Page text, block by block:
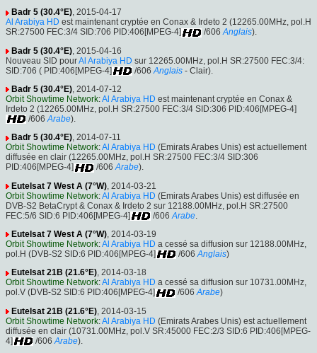
Badr 5 (30.4°E), 2015-04-17
Al Arabiya HD est maintenant cryptée en Conax & Irdeto 2 (12265.00MHz, pol.H
SR:27500 FEC:3/4 SID:706 PID:406[MPEG-4]
/606 Anglais).
Badr 5 (30.4°E) , 2015-04-16
Nouveau SID pourAl Arabiya HD sur 12265.00MHz, pol.H SR:27500 FEC:3/4:
SID:706 ( PID:406[MPEG-4]
/606 Anglais - Clair).
Badr 5 (30.4°E), 2014-07-12
Orbit Showtime Network:Al Arabiya HD est maintenant cryptée en Conax &
Irdeto 2 (12265.00MHz, pol.H SR:27500 FEC:3/4 SID:306 PID:406[MPEG-4]
/606 Arabe).
Badr 5 (30.4°E), 2014-07-11
Orbit Showtime Network:Al Arabiya HD (Emirats Arabes Unis) est actuellement
diffusée en clair (12265.00MHz, pol.H SR:27500 FEC:3/4 SID:306
PID:406[MPEG-4]
/606 Arabe).
Eutelsat 7 West A (7°W) , 2014-03-21
Orbit Showtime Network:Al Arabiya HD (Emirats Arabes Unis) est diffusée en
DVB-S2 BetaCrypt & Conax & Irdeto 2 sur 12188.00MHz, pol.H SR:27500
FEC:5/6 SID:6 PID:406[MPEG-4]
/606 Arabe
Eutelsat 7 West A (7°W), 2014-03-19
Orbit Showtime Network:Al Arabiya HD a cessé sa diffusion sur 12188.00MHz,
pol.H (DVB-S2 SID:6 PID:406[MPEG-4]
/606 Anglais)
Eutelsat 21B (21.6°E), 2014-03-18
Orbit Showtime Network:Al Arabiya HD a cessé sa diffusion sur 10731.00MHz,
pol.V (DVB-S2 SID:6 PID:406[MPEG-4]
/606 Arabe)
Eutelsat 21B (21.6°E) , 2014-03-15
Orbit Showtime Network:Al Arabiya HD (Emirats Arabes Unis) est actuellement
diffusée en clair (10731.00MHz, pol.V SR:45000 FEC:2/3 SID:6 PID:406[MPEG-
4]
/606 Arabe).